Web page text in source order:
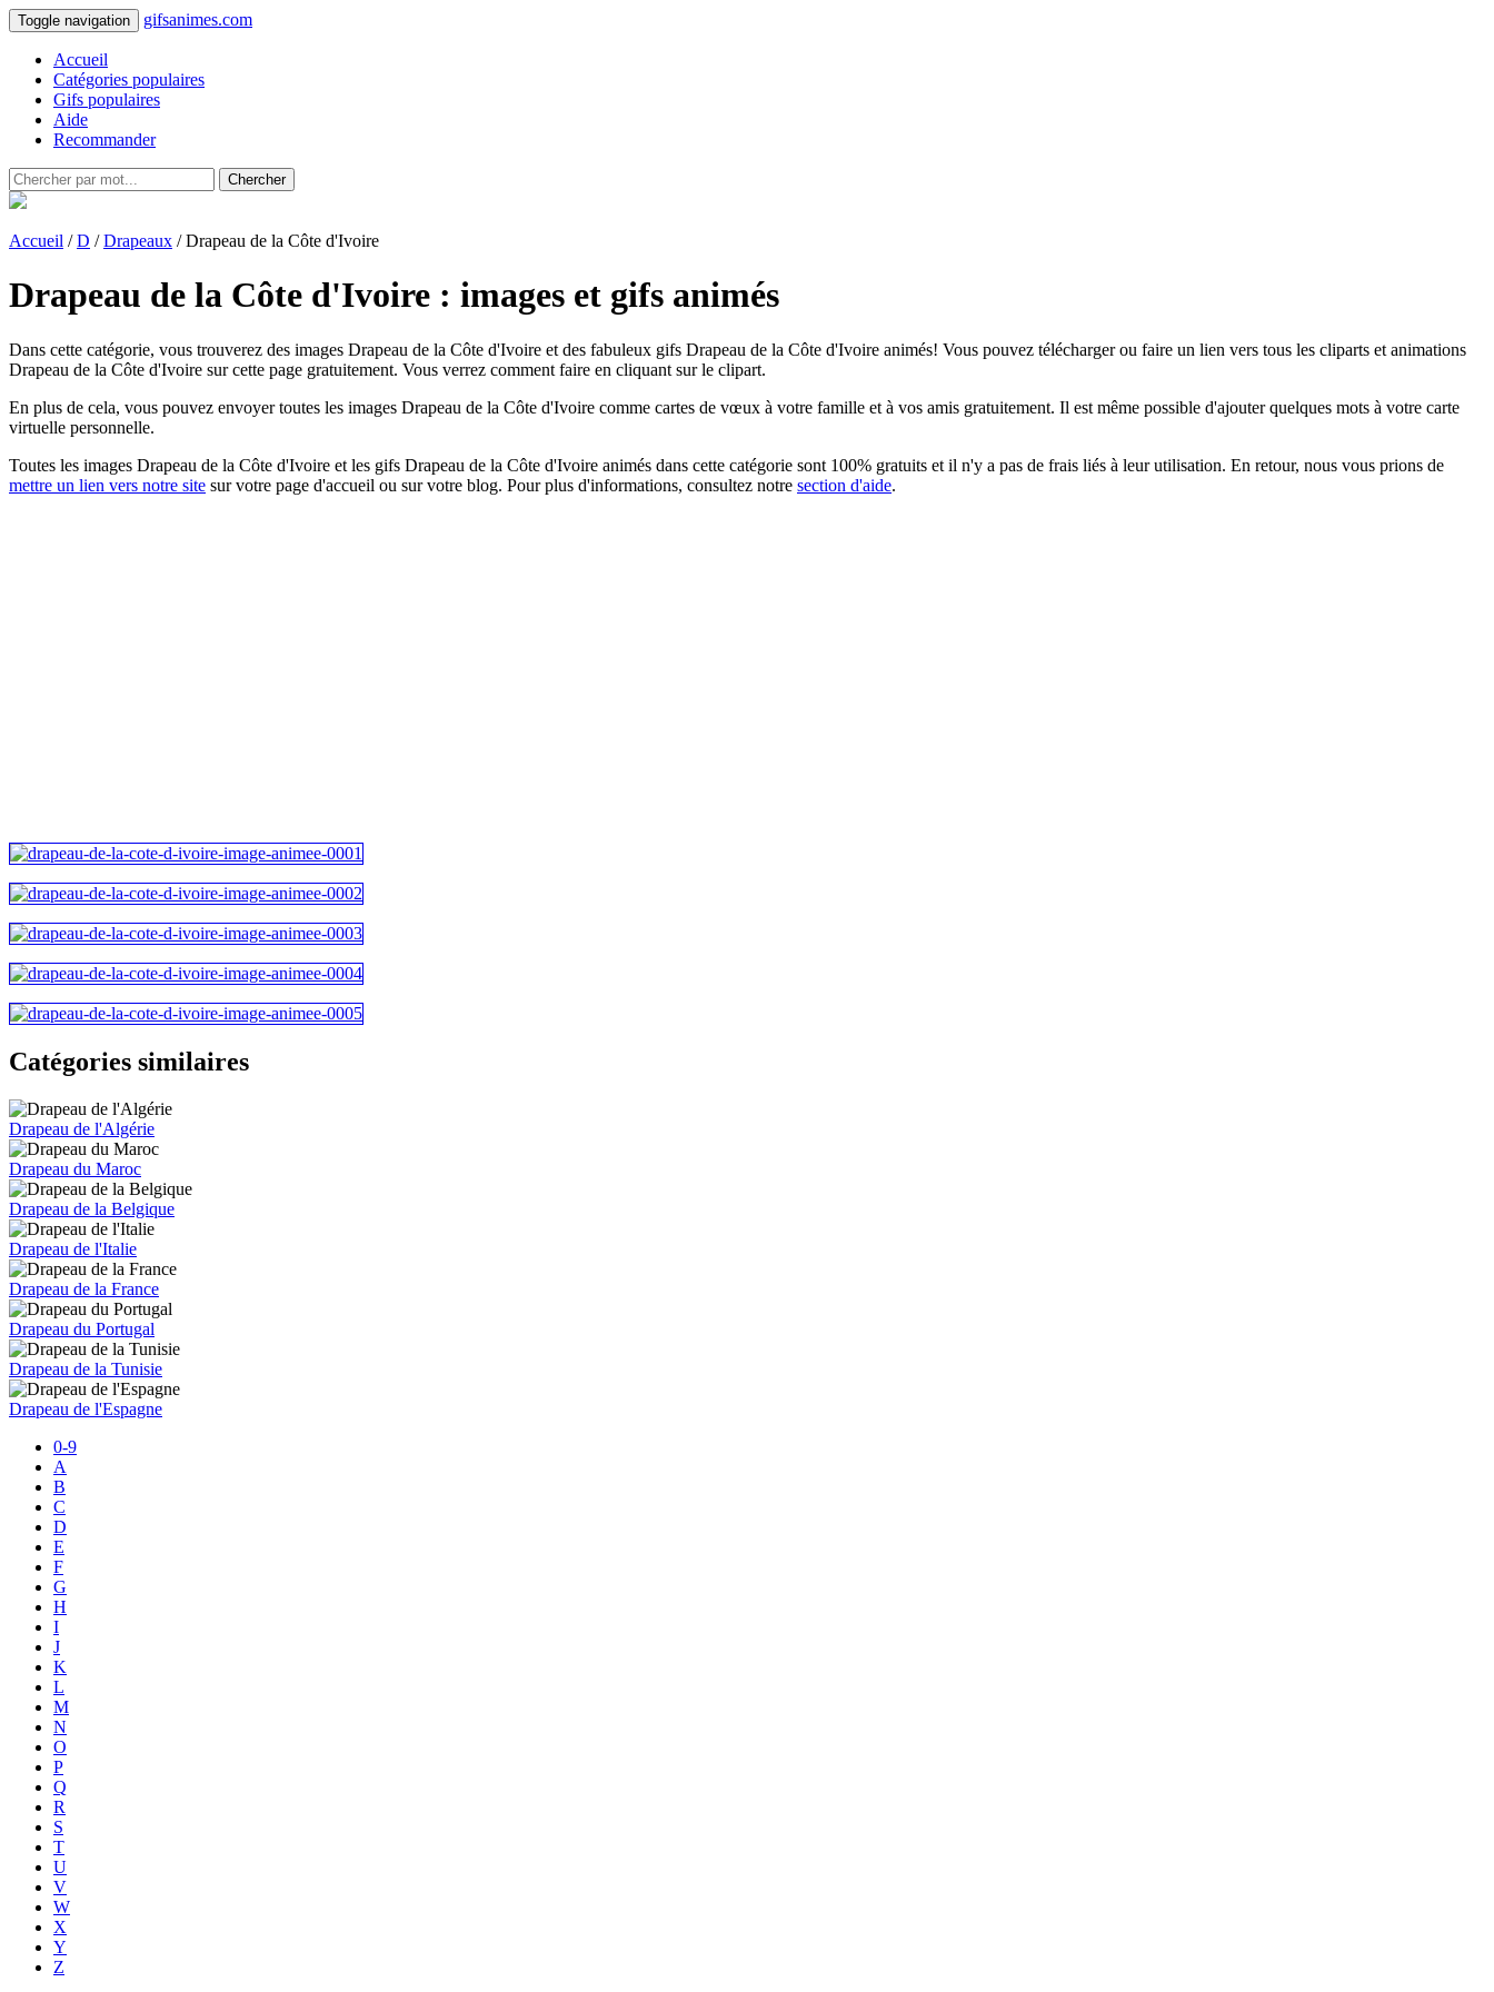
Toggle navigation gifsanimes.com
Accueil
Catégories populaires
Gifs populaires
Aide
Recommander
Chercher
Accueil /D /Drapeaux / Drapeau de la Côte d'Ivoire
Drapeau de la Côte d'Ivoire : images et gifs animés
Dans cette catégorie, vous trouverez des images Drapeau de la Côte d'Ivoire et des fabuleux gifs Drapeau de la Côte d'Ivoire animés! Vous pouvez télécharger ou faire un lien vers tous les cliparts et animations
Drapeau de la Côte d'Ivoire sur cette page gratuitement. Vous verrez comment faire en cliquant sur le clipart.
En plus de cela, vous pouvez envoyer toutes les images Drapeau de la Côte d'Ivoire comme cartes de vœux à votre famille et à vos amis gratuitement. Il est même possible d'ajouter quelques mots à votre carte
virtuelle personnelle.
Toutes les images Drapeau de la Côte d'Ivoire et les gifs Drapeau de la Côte d'Ivoire animés dans cette catégorie sont 100% gratuits et il n'y a pas de frais liés à leur utilisation. En retour, nous vous prions de
mettre un lien vers notre site sur votre page d'accueil ou sur votre blog. Pour plus d'informations, consultez notre section d'aide.
Catégories similaires
Drapeau de l'Algérie
Drapeau du Maroc
Drapeau de la Belgique
Drapeau de l'Italie
Drapeau de la France
Drapeau du Portugal
Drapeau de la Tunisie
Drapeau de l'Espagne
0-9
A
B
C
D
E
F
G
H
I
J
K
L
M
N
O
P
Q
R
S
T
U
V
W
X
Y
Z